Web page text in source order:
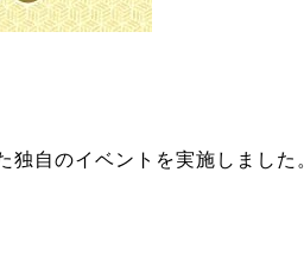
自のイベントを実施しました。